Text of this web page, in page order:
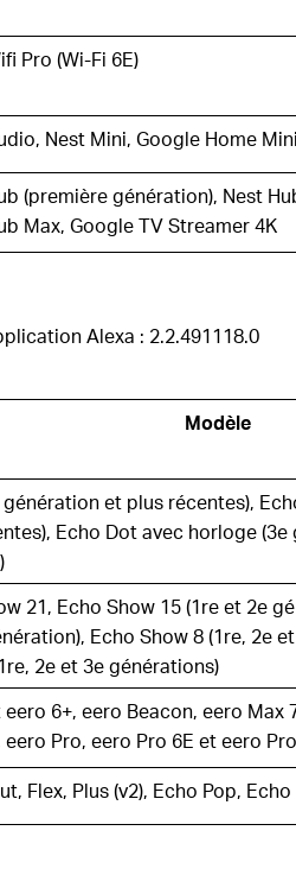
Pro (Wi-Fi 6E)
Nest Mini, Google Home
(première génération), Nest
Max, Google TV Streamer 4K
Alexa : 2.2.491118.0
Modèle
génération et plus récentes),
Echo Dot avec horloge
21, Echo Show 15 (1re et 2e
Echo Show 8 (1re, 2e
2e et 3e générations)
6+, eero Beacon, eero Max
eero Pro, eero Pro 6E et eero
Flex, Plus (v2), Echo Pop,